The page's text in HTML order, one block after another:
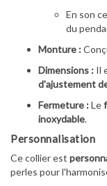
En son
du
Monture :
Dimensions : Il
d'ajustement
Fermeture :Le
inoxydable.
Personnalisation
Ce collier est
perles pour